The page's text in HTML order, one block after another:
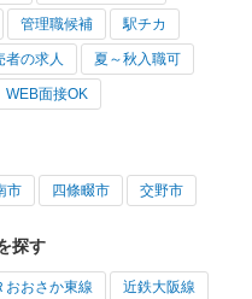
管理職候補 駅チカ
者の求人 夏～秋入職可
WEB面接OK
市 四條畷市 交野市
探す
おおさか東線 近鉄大阪線